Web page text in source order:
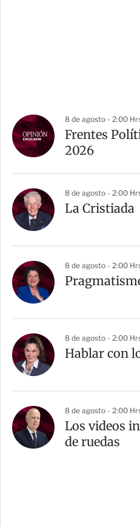
8 de agosto - 2:00
Frentes
2026
8 de agosto - 2:00
La Cristiada
8 de agosto - 2:00
8 de agosto - 2:00
Hablar con
8 de agosto - 2:00
Los videos
de ruedas